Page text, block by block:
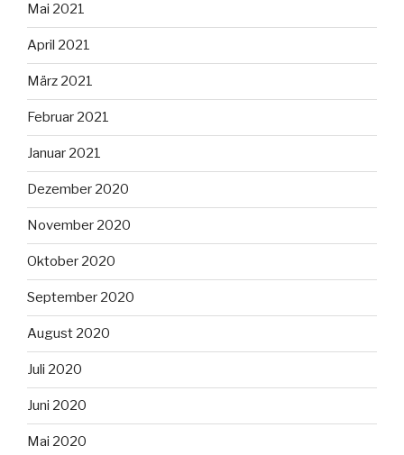
Mai 2021
April 2021
März 2021
Februar 2021
Januar 2021
Dezember 2020
November 2020
Oktober 2020
September 2020
August 2020
Juli 2020
Juni 2020
Mai 2020